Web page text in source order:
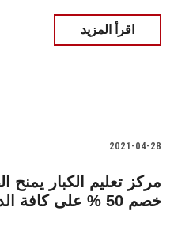
اقرأ المزيد
2021-04-28
مركز تعليم الكبار
خصم 50 % على كافة الدورات التدريبية